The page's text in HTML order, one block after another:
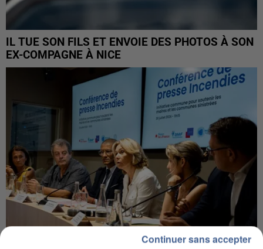
IL TUE SON FILS ET ENVOIE DES PHOTOS À SON
EX-COMPAGNE À NICE
Continuer sans accepter